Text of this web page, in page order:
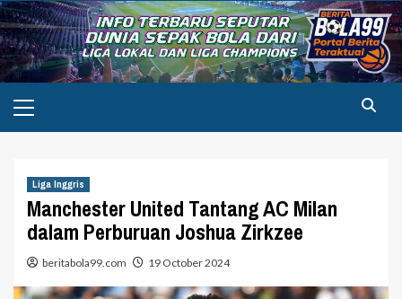
Skip
to
content
Menu
Liga Inggris
Manchester United Tantang AC Milan
dalam Perburuan Joshua Zirkzee
beritabola99.com 19 October 2024